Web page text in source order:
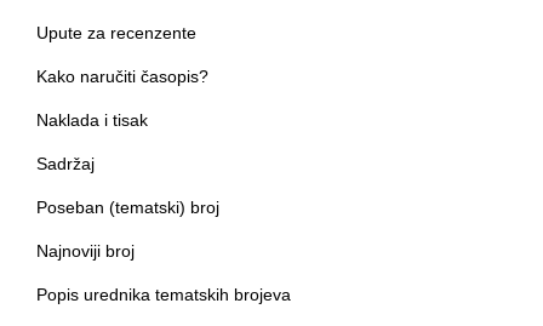
Upute za recenzente
Kako naručiti časopis?
Naklada i tisak
Sadržaj
Poseban (tematski) broj
Najnoviji broj
Popis urednika tematskih brojeva